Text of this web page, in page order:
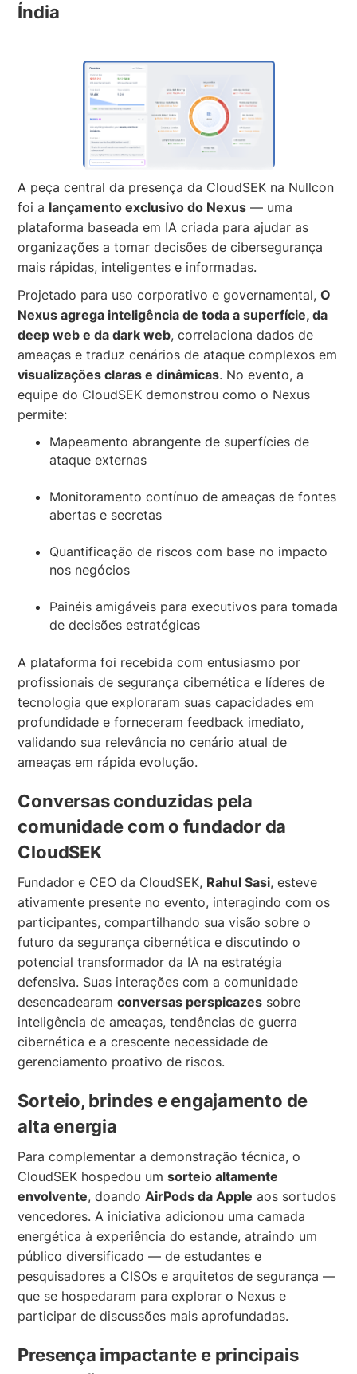
Índia
A peça central da presença da CloudSEK na Nullcon
foi a lançamento exclusivo do Nexus — uma
plataforma baseada em IA criada para ajudar as
organizações a tomar decisões de cibersegurança
mais rápidas, inteligentes e informadas.
Projetado para uso corporativo e governamental,O
Nexus agrega inteligência de toda a superfície, da
deep web e da dark web, correlaciona dados de
ameaças e traduz cenários de ataque complexos em
visualizações claras e dinâmicas. No evento, a
equipe do CloudSEK demonstrou como o Nexus
permite:
Mapeamento abrangente de superfícies de
ataque externas
Monitoramento contínuo de ameaças de fontes
abertas e secretas
Quantificação de riscos com base no impacto
nos negócios
Painéis amigáveis para executivos para tomada
de decisões estratégicas
A plataforma foi recebida com entusiasmo por
profissionais de segurança cibernética e líderes de
tecnologia que exploraram suas capacidades em
profundidade e forneceram feedback imediato,
validando sua relevância no cenário atual de
ameaças em rápida evolução.
Conversas conduzidas pela
comunidade com o fundador da
CloudSEK
Fundador e CEO da CloudSEK, Rahul Sasi, esteve
ativamente presente no evento, interagindo com os
participantes, compartilhando sua visão sobre o
futuro da segurança cibernética e discutindo o
potencial transformador da IA na estratégia
defensiva. Suas interações com a comunidade
desencadearamconversas perspicazes sobre
inteligência de ameaças, tendências de guerra
cibernética e a crescente necessidade de
gerenciamento proativo de riscos.
Sorteio, brindes e engajamento de
alta energia
Para complementar a demonstração técnica, o
CloudSEK hospedou umsorteio altamente
envolvente, doandoAirPods da Apple aos sortudos
vencedores. A iniciativa adicionou uma camada
energética à experiência do estande, atraindo um
público diversificado — de estudantes e
pesquisadores a CISOs e arquitetos de segurança —
que se hospedaram para explorar o Nexus e
participar de discussões mais aprofundadas.
Presença impactante e principais